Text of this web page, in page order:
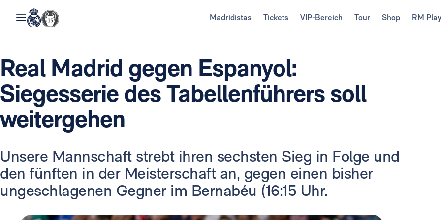
Madridistas Tickets VIP-Bereich Tour Shop RM Play
Real Madrid gegen Espanyol:
Siegesserie des Tabellenführers soll
weitergehen
Unsere Mannschaft strebt ihren sechsten Sieg in Folge und
den fünften in der Meisterschaft an, gegen einen bisher
ungeschlagenen Gegner im Bernabéu (16:15 Uhr.